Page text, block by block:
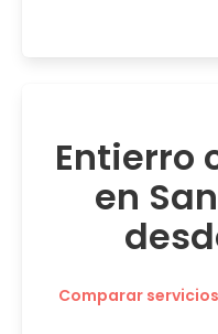
Entierro
en
Comparar